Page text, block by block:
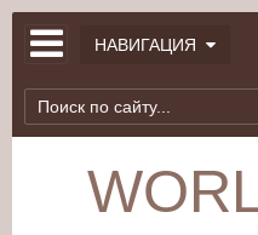
НАВИГАЦИЯ